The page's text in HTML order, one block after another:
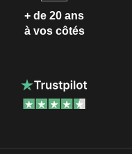
+ de 20 ans
à vos côtés